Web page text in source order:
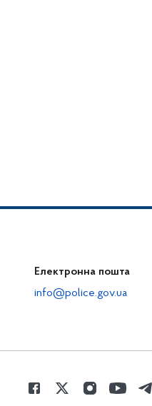
Електронна пошта
info@police.gov.ua